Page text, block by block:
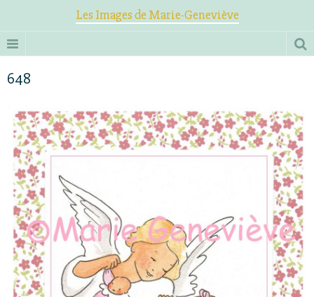
Les Images de Marie-Geneviève
648